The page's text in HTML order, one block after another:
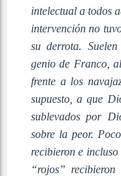
intelectual a todos
intervención no
su derrota.
genio de Franco,
frente a los
supuesto, a que
sublevados por
sobre la peor.
recibieron e
“rojos” recibieron